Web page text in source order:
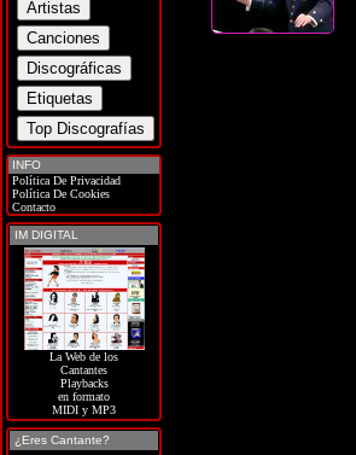
INFO
Política De Privacidad
Política De Cookies
Contacto
IM DIGITAL
La Web de los
Cantantes
Playbacks
en formato
MIDI y MP3
¿Eres Cantante?